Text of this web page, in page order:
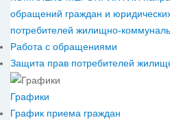
обращений граждан и
потребителей жилищно-
Работа с обращениями
Защита прав потребителей
Графики
График приема граждан